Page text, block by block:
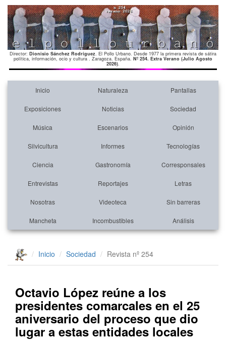
Director: Dionisio Sánchez Rodríguez. El Pollo Urbano. Desde 1977 la primera revista de sátira
política, información, ocio y cultura . Zaragoza. España. Nº 254. Extra Verano (Julio Agosto
2026).
Inicio Naturaleza Pantallas
Exposiciones Noticias Sociedad
Música Escenarios Opinión
Silvicultura Informes Tecnologías
Ciencia Gastronomía Corresponsales
Entrevistas Reportajes Letras
Nosotras Videoteca Sin barreras
Mancheta Incombustibles Análisis
Inicio Sociedad Revista nº 254
Octavio López reúne a los
presidentes comarcales en el 25
aniversario del proceso que dio
lugar a estas entidades locales